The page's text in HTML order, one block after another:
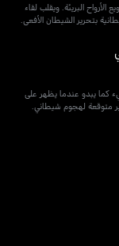
الأرواح البريئة. ويقلب لقاء
بتحرير الشيطان الأفعى.
كما يبدو عندما يظهر على
متوقعة لهجوم شيطاني.